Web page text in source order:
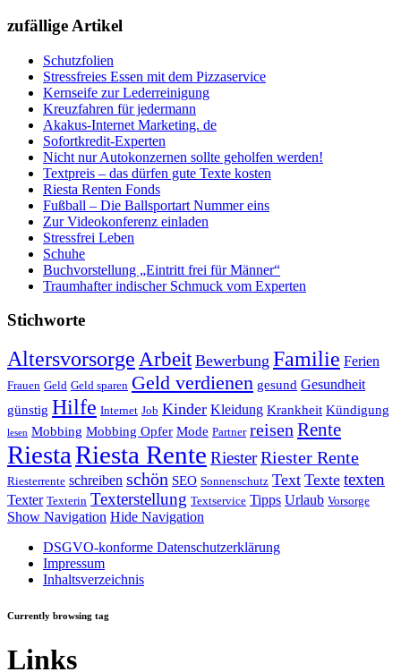
zufällige Artikel
Schutzfolien
Stressfreies Essen mit dem Pizzaservice
Kernseife zur Lederreinigung
Kreuzfahren für jedermann
Akakus-Internet Marketing. de
Sofortkredit-Experten
Nicht nur Autokonzernen sollte geholfen werden!
Textpreis – das dürfen gute Texte kosten
Riesta Renten Fonds
Fußball – Die Ballsportart Nummer eins
Zur Videokonferenz einladen
Stressfrei Leben
Schuhe
Buchvorstellung „Eintritt frei für Männer“
Traumhafter indischer Schmuck vom Experten
Stichworte
Altersvorsorge Arbeit Bewerbung Familie Ferien
Frauen Geld Geld sparen Geld verdienen gesund Gesundheit
günstig Hilfe Internet Job Kinder Kleidung Krankheit Kündigung
lesen Mobbing Mobbing Opfer Mode Partner reisen Rente
RiestaRiesta Rente RiesterRiester Rente
Riesterrente schreiben schön SEO Sonnenschutz Text Texte texten
Texter Texterin Texterstellung Textservice Tipps Urlaub Vorsorge
Show Navigation Hide Navigation
DSGVO-konforme Datenschutzerklärung
Impressum
Inhaltsverzeichnis
Currently browsing tag
Links